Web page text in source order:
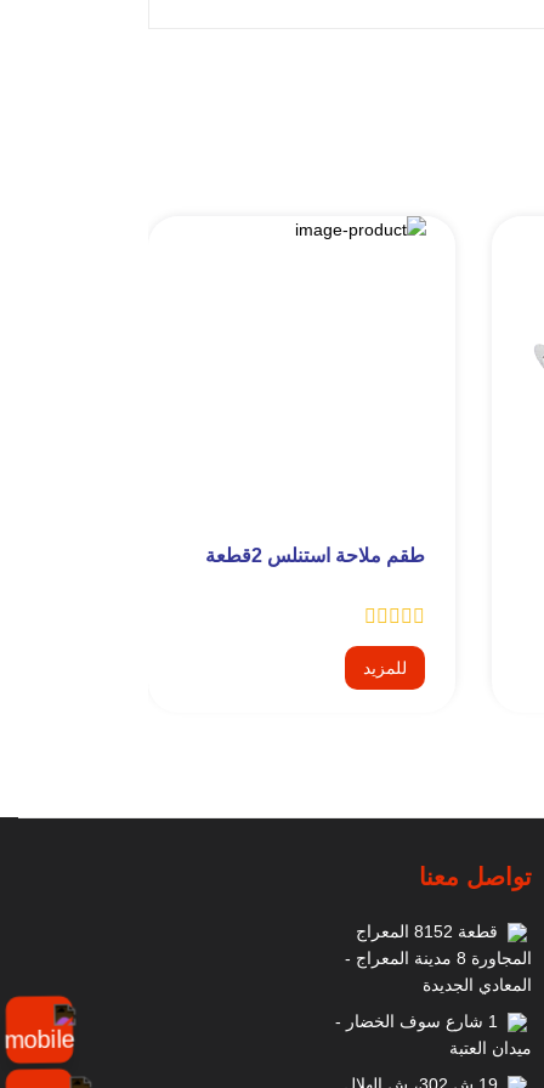
طقم ملاحة استنلس 2قطعة
للمزيد
تواصل معنا
قطعة 8152 المعراج
المجاورة 8 مدينة المعراج -
المعادي الجديدة
1 شارع سوف الخضار -
ميدان العتبة
19 ش 302، ش الهلال